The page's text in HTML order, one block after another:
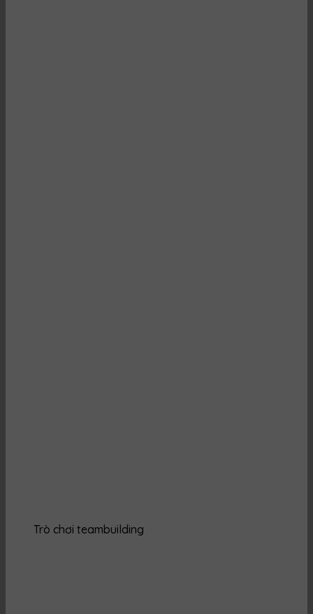
Trò chơi teambuilding